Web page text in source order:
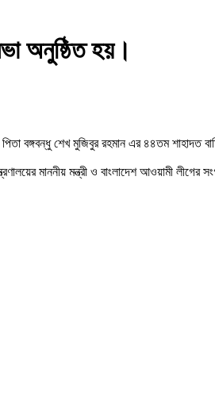
অনুষ্ঠিত হয়।
পিতা বঙ্গবন্ধু শেখ মুজিবুর রহমান এর ৪৪তম
মাননীয় মন্ত্রী ও বাংলাদেশ আওয়ামী লীগের